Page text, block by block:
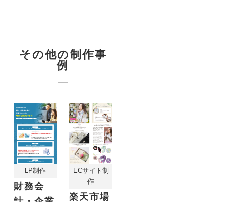
その他の制作事
例
LP制作
財務会
ECサイト制
作
楽天市場